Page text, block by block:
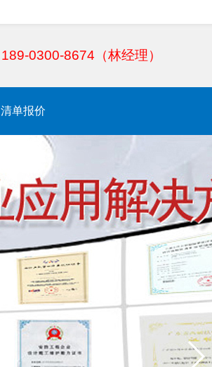
189-0300-8674（林经理）
清单报价